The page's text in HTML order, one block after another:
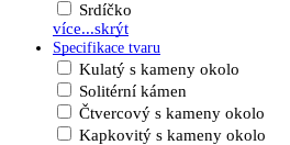
Srdíčko
více...skrýt
Specifikace tvaru
Kulatý s kameny okolo
Solitérní kámen
Čtvercový s kameny okolo
Kapkovitý s kameny okolo